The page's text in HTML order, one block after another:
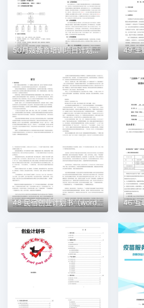
50月嫂教育培训项目计划书（word＋ppt配套）创业计划书word模板
48 民宿创业计划书（word＋ppt配套）创业计划书word模板